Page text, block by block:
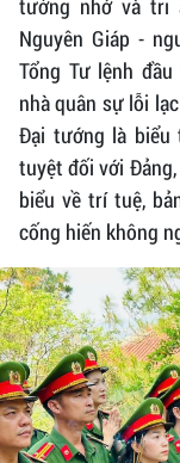
tưởng nhớ và tri
Nguyên Giáp -
Tổng Tư lệnh
nhà quân sự lỗi
Đại tướng là biểu
tuyệt đối với
biểu về trí tuệ,
cống hiến không